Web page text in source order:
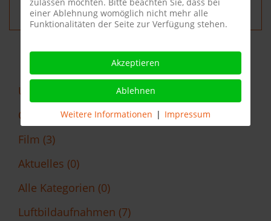
Unternehmensbilder (0)
Objektaufnahmen (0)
Film (3)
Aktuelles (0)
Alle Kategorien (0)
Luftbildaufnahmen (7)
einer Ablehnung womöglich nicht mehr alle
Funktionalitäten der Seite zur Verfügung stehen.
Akzeptieren
Ablehnen
Weitere Informationen | Impressum